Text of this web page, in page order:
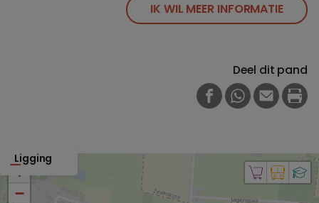
IK WIL MEER INFORMATIE
Deel dit pand
FACEBOOK
WHATSAPP
E-MAIL
Ligging
+
−